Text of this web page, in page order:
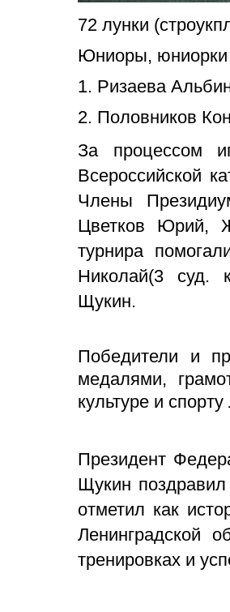
72 лунки
Юниоры, юниорки
1. Ризаева
2. Половников
За процессом
Всероссийской
Члены
Цветков Юрий­,
турнир­а
Николай(3 суд.
Щукин.
Победители и
медалями,
культуре и
Президент
Щукин
отметил как
Ленинградской
тренировках и